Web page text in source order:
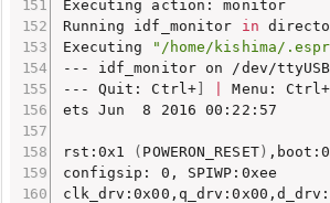
Executing action: monitor
Running idf_monitor in
Executing
"/home/kishima/
--- idf_monitor on /dev/
--- Quit: Ctrl+
Menu:
ets Jun  8 2016 00:22:57
rst:0x1 ( POWERON_RESET)
configsip: 0, SPIWP:0xee